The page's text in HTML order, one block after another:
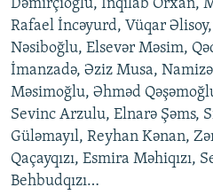
Dəmirçioğlu, İnqilab Orxan,
Rafael İncəyurd, Vüqar
Nəsiboğlu, Elsevər Məsim,
İmanzadə, Əziz Musa,
Məsimoğlu, Əhməd
Sevinc Arzulu, Elnarə Şəms,
Güləmayıl, Reyhan Kənan,
Qaçayqızı, Esmira Məhiqızı,
Behbudqızı…